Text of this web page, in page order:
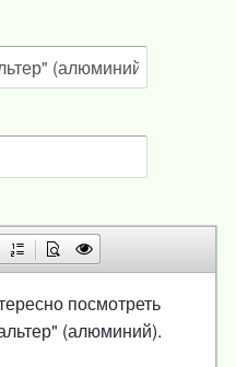
посмотреть
(алюминий).